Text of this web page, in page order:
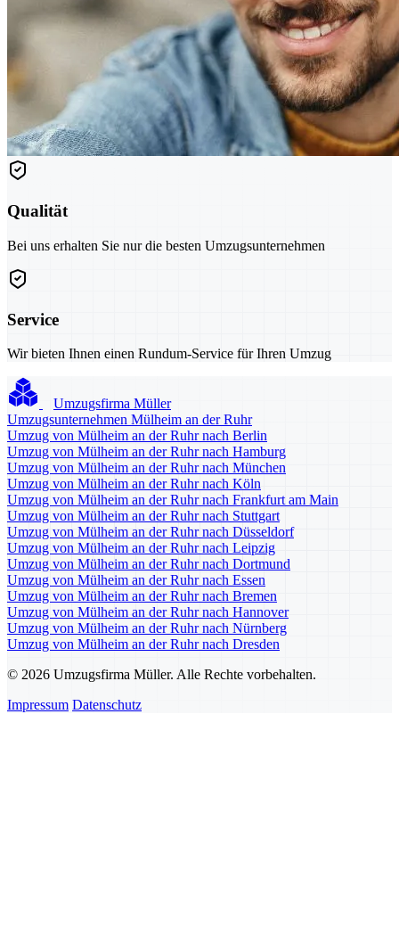
Qualität
Bei uns erhalten Sie nur die besten Umzugsunternehmen
Service
Wir bieten Ihnen einen Rundum-Service für Ihren Umzug
Umzugsfirma Müller
Umzugsunternehmen Mülheim an der Ruhr
Umzug von Mülheim an der Ruhr nach Berlin
Umzug von Mülheim an der Ruhr nach Hamburg
Umzug von Mülheim an der Ruhr nach München
Umzug von Mülheim an der Ruhr nach Köln
Umzug von Mülheim an der Ruhr nach Frankfurt am Main
Umzug von Mülheim an der Ruhr nach Stuttgart
Umzug von Mülheim an der Ruhr nach Düsseldorf
Umzug von Mülheim an der Ruhr nach Leipzig
Umzug von Mülheim an der Ruhr nach Dortmund
Umzug von Mülheim an der Ruhr nach Essen
Umzug von Mülheim an der Ruhr nach Bremen
Umzug von Mülheim an der Ruhr nach Hannover
Umzug von Mülheim an der Ruhr nach Nürnberg
Umzug von Mülheim an der Ruhr nach Dresden
© 2026 Umzugsfirma Müller. Alle Rechte vorbehalten.
Impressum Datenschutz